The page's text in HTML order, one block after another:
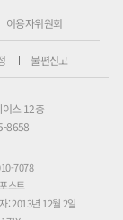
이용자위원회
불편신고
스 12층
8658
7078
스트
: 2013년 12월 2일